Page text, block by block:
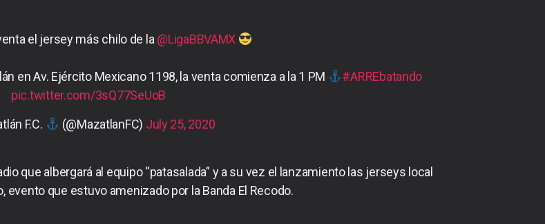
el jersey más chilo de la @LigaBBVAMX
en Av. Ejército Mexicano 1198, la venta comienza a la 1 PM
#ARREbatando
pic.twitter.com/3sQ77SeUoB
F.C.
(@MazatlanFC) July 25, 2020
que albergará al equipo “patasalada” y a su vez el lanzamiento las jerseys local
evento que estuvo amenizado por la Banda El Recodo.